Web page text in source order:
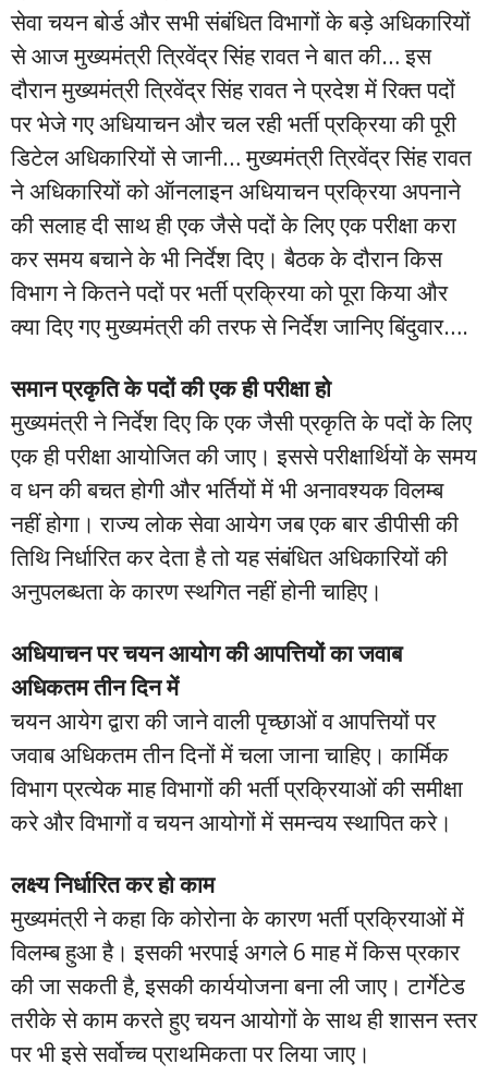
सेवा चयन बोर्ड और सभी संबंधित विभागों के बड़े अधिकारियों
से आज मुख्यमंत्री त्रिवेंद्र सिंह रावत ने बात की… इस
दौरान मुख्यमंत्री त्रिवेंद्र सिंह रावत ने प्रदेश में रिक्त पदों
पर भेजे गए अधियाचन और चल रही भर्ती प्रक्रिया की पूरी
डिटेल अधिकारियों से जानी… मुख्यमंत्री त्रिवेंद्र सिंह रावत
ने अधिकारियों को ऑनलाइन अधियाचन प्रक्रिया अपनाने
की सलाह दी साथ ही एक जैसे पदों के लिए एक परीक्षा करा
कर समय बचाने के भी निर्देश दिए। बैठक के दौरान किस
विभाग ने कितने पदों पर भर्ती प्रक्रिया को पूरा किया और
क्या दिए गए मुख्यमंत्री की तरफ से निर्देश जानिए बिंदुवार….
समान प्रकृति के पदों की एक ही परीक्षा हो
मुख्यमंत्री ने निर्देश दिए कि एक जैसी प्रकृति के पदों के लिए
एक ही परीक्षा आयोजित की जाए। इससे परीक्षार्थियों के समय
व धन की बचत होगी और भर्तियों में भी अनावश्यक विलम्ब
नहीं होगा। राज्य लोक सेवा आयेग जब एक बार डीपीसी की
तिथि निर्धारित कर देता है तो यह संबंधित अधिकारियों की
अनुपलब्धता के कारण स्थगित नहीं होनी चाहिए।
अधियाचन पर चयन आयोग की आपत्तियों का जवाब
अधिकतम तीन दिन में
चयन आयेग द्वारा की जाने वाली पृच्छाओं व आपत्तियों पर
जवाब अधिकतम तीन दिनों में चला जाना चाहिए। कार्मिक
विभाग प्रत्येक माह विभागों की भर्ती प्रक्रियाओं की समीक्षा
करे और विभागों व चयन आयोगों में समन्वय स्थापित करे।
लक्ष्य निर्धारित कर हो काम
मुख्यमंत्री ने कहा कि कोरोना के कारण भर्ती प्रक्रियाओं में
विलम्ब हुआ है। इसकी भरपाई अगले 6 माह में किस प्रकार
की जा सकती है, इसकी कार्ययोजना बना ली जाए। टार्गेटेड
तरीके से काम करते हुए चयन आयोगों के साथ ही शासन स्तर
पर भी इसे सर्वोच्च प्राथमिकता पर लिया जाए।